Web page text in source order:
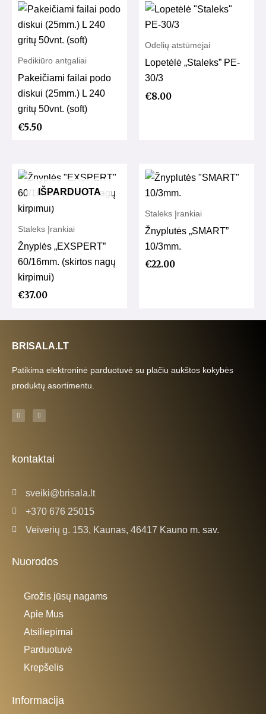
Pedikiūro antgaliai
Pakeičiami failai podo
diskui (25mm.) L 240
gritų 50vnt. (soft)
€5.50
Odelių atstūmėjai
Lopetėlė „Staleks” PE-
30/3
€8.00
IŠPARDUOTA
Staleks Įrankiai
Žnyplės „EXSPERT”
60/16mm. (skirtos nagų
kirpimui)
€37.00
Staleks Įrankiai
Žnyplutės „SMART”
10/3mm.
€22.00
BRISALA.LT
Patikima elektroninė parduotuvė su plačiu aukštos kokybės
produktų asortimentu.
F
a
c
-
f
I
n
s
m
kontaktai
sveiki@brisala.lt
+370 676 25015
Veiverių g. 153, Kaunas, 46417 Kauno m. sav.
Nuorodos
Grožis jūsų nagams
Apie Mus
Atsiliepimai
Parduotuvė
Krepšelis
Informacija